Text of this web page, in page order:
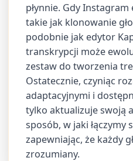
płynnie. Gdy
takie jak klonowanie
podobnie jak edytor
transkrypcji może
zestaw do tworzenia
Ostatecznie, czyniąc
adaptacyjnymi i
tylko aktualizuje swoją
sposób, w jaki łączymy
zapewniając, że każdy
zrozumiany.